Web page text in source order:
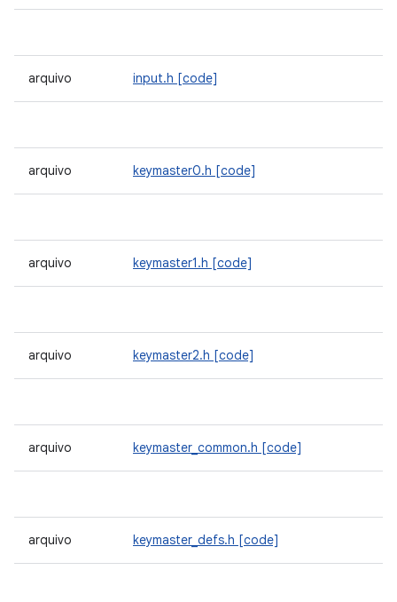
arquivo input.h [code]
arquivo keymaster0.h [code]
arquivo keymaster1.h [code]
arquivo keymaster2.h [code]
arquivo keymaster_common.h [code]
arquivo keymaster_defs.h [code]